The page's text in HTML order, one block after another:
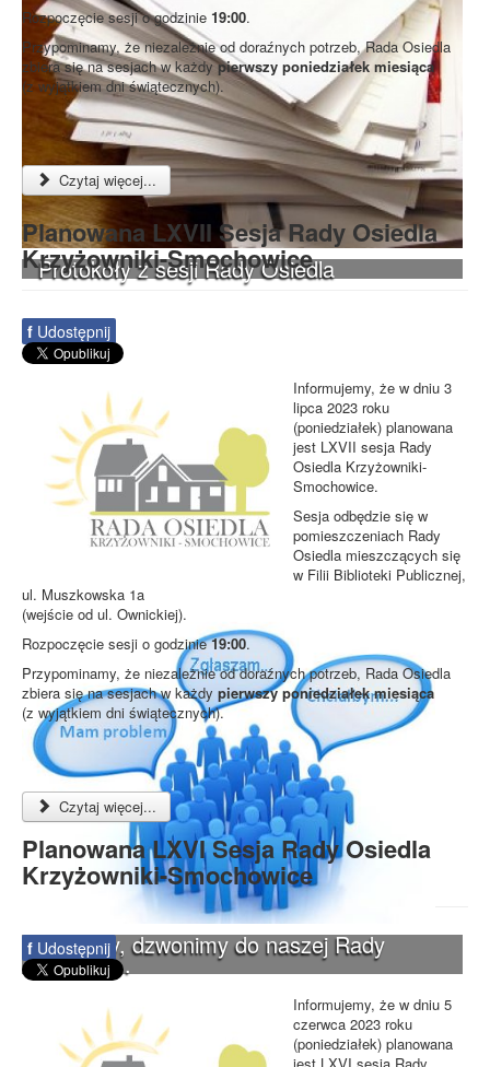
Protokoły z sesji Rady Osiedla
Piszemy, dzwonimy do naszej Rady
Osiedla...
Rozpoczęcie sesji o godzinie 19:00.
Przypominamy, że niezależnie od doraźnych potrzeb, Rada Osiedla
zbiera się na sesjach w każdypierwszy poniedziałek miesiąca
(z wyjątkiem dni świątecznych).
Czytaj więcej...
Planowana LXVII Sesja Rady Osiedla
Krzyżowniki-Smochowice
f Udostępnij
Informujemy, że w dniu 3
lipca 2023 roku
(poniedziałek) planowana
jest LXVII sesja Rady
Osiedla Krzyżowniki-
Smochowice.
Sesja odbędzie się w
pomieszczeniach Rady
Osiedla mieszczących się
w Filii Biblioteki Publicznej,
ul. Muszkowska 1a
(wejście od ul. Ownickiej).
Rozpoczęcie sesji o godzinie19:00.
Przypominamy, że niezależnie od doraźnych potrzeb, Rada Osiedla
zbiera się na sesjach w każdy pierwszy poniedziałek miesiąca
(z wyjątkiem dni świątecznych).
Czytaj więcej...
Planowana LXVI Sesja Rady Osiedla
Krzyżowniki-Smochowice
f Udostępnij
Informujemy, że w dniu 5
czerwca 2023 roku
(poniedziałek) planowana